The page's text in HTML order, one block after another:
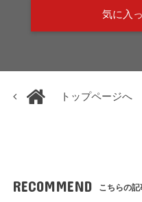
気に入
トップページへ
RECOMMEND こちらの記